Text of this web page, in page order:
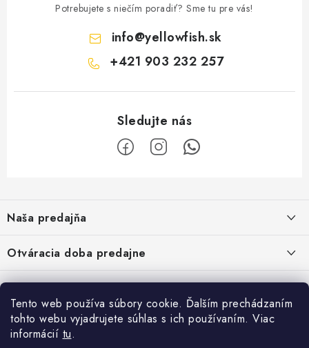
Tento web používa súbory cookie. Ďalším prechádzaním
tohto webu vyjadrujete súhlas s ich používaním. Viac
informácií tu.
Potrebujete s niečím poradiť? Sme tu pre vás!
info@yellowfish.sk
+421 903 232 257
p
ä
t
i
Naša predajňa
Námestie Slobody 1164/1,
946 32 Marcelová
Google map - plánovanie cesty
Pozrite Google mapu
Otváracia doba predajne
Pondelok-Piatok: 8.00-17.00 hod.
Sobota : 8.00-12.00 hod.
O nás
Vernostný program
Napíšte nám
Facebook